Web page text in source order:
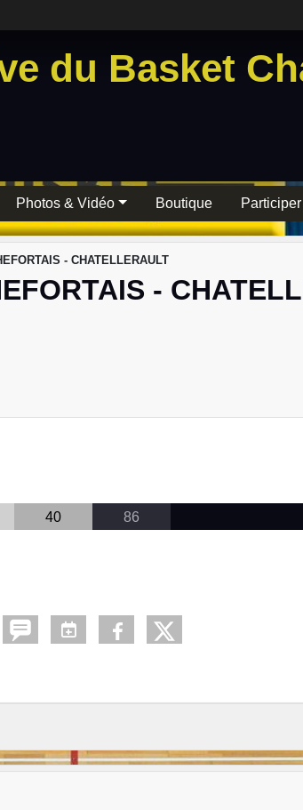
du Basket
Photos & Vidéo Boutique Participer
- CHATELLERAULT
-
40 86